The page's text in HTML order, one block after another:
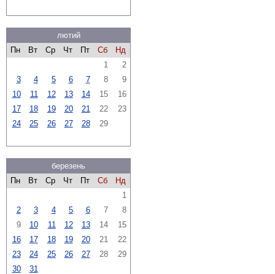
лютий
Пн
Вт Ср Чт Пт Сб
Нд
1
2
3
4 5 6 7 8
9
10
11 12 13 14 15
16
17
18 19 20 21 22
23
24
25 26 27 28 29
березень
Пн
Вт Ср Чт Пт Сб
Нд
1
2
3 4 5 6 7
8
9
10 11 12 13 14
15
16
17 18 19 20 21
22
23
24 25 26 27 28
29
30
31